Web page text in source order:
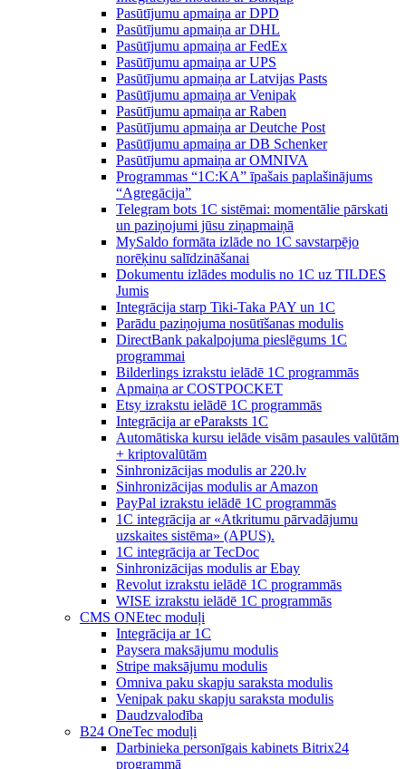
Pasūtījumu apmaiņa ar DPD
Pasūtījumu apmaiņa ar DHL
Pasūtījumu apmaiņa ar FedEx
Pasūtījumu apmaiņa ar UPS
Pasūtījumu apmaiņa ar Latvijas Pasts
Pasūtījumu apmaiņa ar Venipak
Pasūtījumu apmaiņa ar Raben
Pasūtījumu apmaiņa ar Deutche Post
Pasūtījumu apmaiņa ar DB Schenker
Pasūtījumu apmaiņa ar OMNIVA
Programmas “1C:KA” īpašais paplašinājums
“Agregācija”
Telegram bots 1C sistēmai: momentālie pārskati
un paziņojumi jūsu ziņapmaiņā
MySaldo formāta izlāde no 1C savstarpējo
norēķinu salīdzināšanai
Dokumentu izlādes modulis no 1C uz TILDES
Jumis
Integrācija starp Tiki-Taka PAY un 1C
Parādu paziņojuma nosūtīšanas modulis
DirectBank pakalpojuma pieslēgums 1C
programmai
Bilderlings izrakstu ielādē 1C programmās
Apmaiņa ar COSTPOCKET
Etsy izrakstu ielādē 1C programmās
Integrācija ar eParaksts 1C
Automātiska kursu ielāde visām pasaules valūtām
+ kriptovalūtām
Sinhronizācijas modulis ar 220.lv
Sinhronizācijas modulis ar Amazon
PayPal izrakstu ielādē 1C programmās
1C integrācija ar «Atkritumu pārvadājumu
uzskaites sistēma» (APUS).
1C integrācija ar TecDoc
Sinhronizācijas modulis ar Ebay
Revolut izrakstu ielādē 1C programmās
WISE izrakstu ielādē 1C programmās
CMS ONEtec moduļi
Integrācija ar 1C
Paysera maksājumu modulis
Stripe maksājumu modulis
Omniva paku skapju saraksta modulis
Venipak paku skapju saraksta modulis
Daudzvalodība
B24 OneTec moduļi
Darbinieka personīgais kabinets Bitrix24
programmā